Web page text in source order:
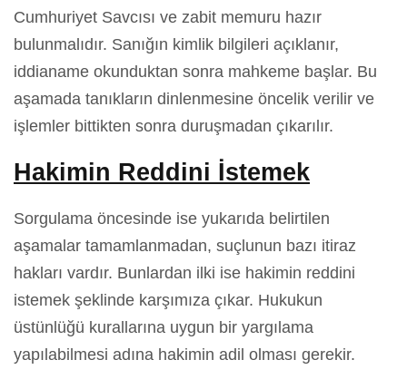
Cumhuriyet Savcısı ve zabit memuru hazır
bulunmalıdır. Sanığın kimlik bilgileri açıklanır,
iddianame okunduktan sonra mahkeme başlar. Bu
aşamada tanıkların dinlenmesine öncelik verilir ve
işlemler bittikten sonra duruşmadan çıkarılır.
Hakimin Reddini İstemek
Sorgulama öncesinde ise yukarıda belirtilen
aşamalar tamamlanmadan, suçlunun bazı itiraz
hakları vardır. Bunlardan ilki ise hakimin reddini
istemek şeklinde karşımıza çıkar. Hukukun
üstünlüğü kurallarına uygun bir yargılama
yapılabilmesi adına hakimin adil olması gerekir.